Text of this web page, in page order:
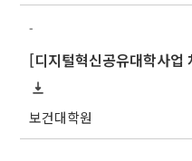
-
보건대학원